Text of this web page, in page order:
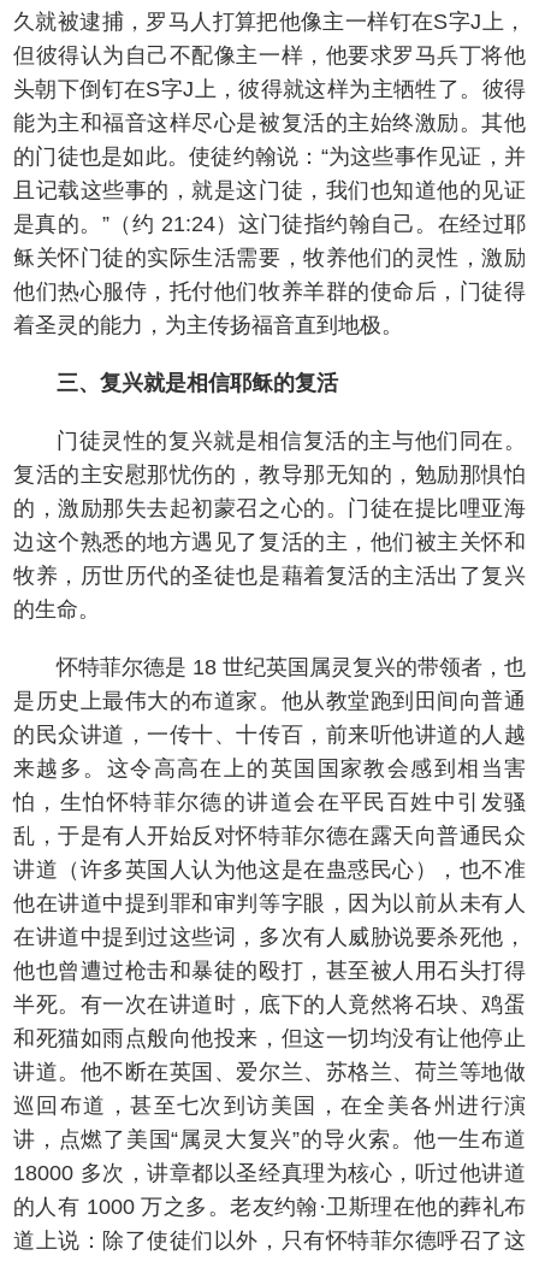
久就被逮捕，罗马人打算把他像主一样钉在S字J上，
但彼得认为自己不配像主一样，他要求罗马兵丁将他
头朝下倒钉在S字J上，彼得就这样为主牺牲了。彼得
能为主和福音这样尽心是被复活的主始终激励。其他
的门徒也是如此。使徒约翰说：“为这些事作见证，并
且记载这些事的，就是这门徒，我们也知道他的见证
是真的。”（约 21:24）这门徒指约翰自己。在经过耶
稣关怀门徒的实际生活需要，牧养他们的灵性，激励
他们热心服侍，托付他们牧养羊群的使命后，门徒得
着圣灵的能力，为主传扬福音直到地极。
三、复兴就是相信耶稣的复活
门徒灵性的复兴就是相信复活的主与他们同在。
复活的主安慰那忧伤的，教导那无知的，勉励那惧怕
的，激励那失去起初蒙召之心的。门徒在提比哩亚海
边这个熟悉的地方遇见了复活的主，他们被主关怀和
牧养，历世历代的圣徒也是藉着复活的主活出了复兴
的生命。
怀特菲尔德是 18 世纪英国属灵复兴的带领者，也
是历史上最伟大的布道家。他从教堂跑到田间向普通
的民众讲道，一传十、十传百，前来听他讲道的人越
来越多。这令高高在上的英国国家教会感到相当害
怕，生怕怀特菲尔德的讲道会在平民百姓中引发骚
乱，于是有人开始反对怀特菲尔德在露天向普通民众
讲道（许多英国人认为他这是在蛊惑民心），也不准
他在讲道中提到罪和审判等字眼，因为以前从未有人
在讲道中提到过这些词，多次有人威胁说要杀死他，
他也曾遭过枪击和暴徒的殴打，甚至被人用石头打得
半死。有一次在讲道时，底下的人竟然将石块、鸡蛋
和死猫如雨点般向他投来，但这一切均没有让他停止
讲道。他不断在英国、爱尔兰、苏格兰、荷兰等地做
巡回布道，甚至七次到访美国，在全美各州进行演
讲，点燃了美国“属灵大复兴”的导火索。他一生布道
18000 多次，讲章都以圣经真理为核心，听过他讲道
的人有 1000 万之多。老友约翰·卫斯理在他的葬礼布
道上说：除了使徒们以外，只有怀特菲尔德呼召了这